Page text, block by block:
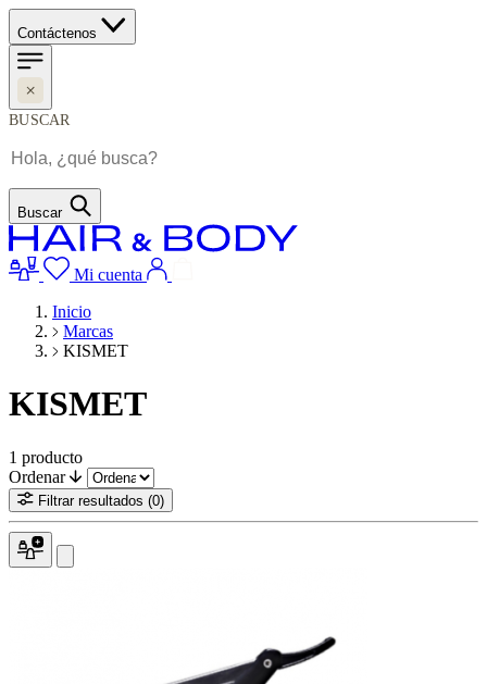
Contáctenos
BUSCAR
Buscar
Mi cuenta
Inicio
Marcas
KISMET
KISMET
1 producto
Ordenar
Filtrar resultados (0)